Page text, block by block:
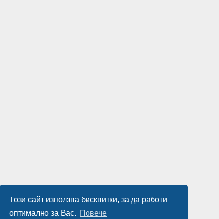
Този сайт използва бисквитки, за да работи
оптимално за Вас. Повече